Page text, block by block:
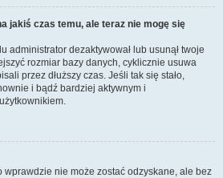
jakiś czas temu, ale teraz nie mogę się
administrator dezaktywował lub usunął twoje
rozmiar bazy danych, cyklicznie usuwa
przez dłuższy czas. Jeśli tak się stało,
i bądź bardziej aktywnym i
wprawdzie nie może zostać odzyskane, ale bez